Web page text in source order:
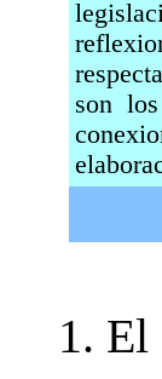
son
1. El